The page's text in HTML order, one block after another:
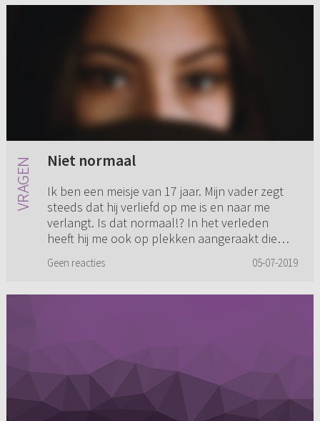
Niet normaal
Ik ben een meisje van 17 jaar. Mijn vader zegt
steeds dat hij verliefd op me is en naar me
verlangt. Is dat normaal!? In het verleden
heeft hij me ook op plekken aangeraakt die
Geen reacties 05-07-2019